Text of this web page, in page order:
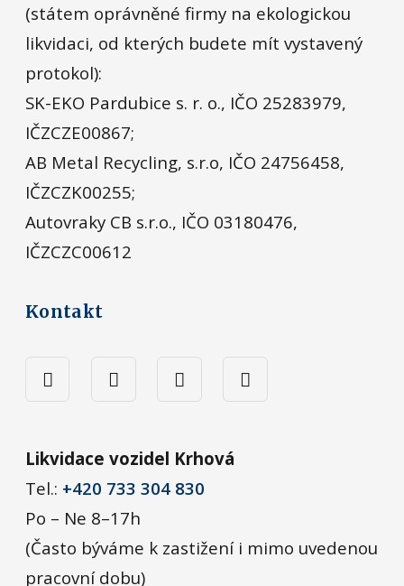
(státem oprávněné firmy na ekologickou
likvidaci, od kterých budete mít vystavený
protokol):
SK-EKO Pardubice s. r. o., IČO 25283979,
IČZCZE00867;
AB Metal Recycling, s.r.o, IČO 24756458,
IČZCZK00255;
Autovraky CB s.r.o., IČO 03180476,
IČZCZC00612
Kontakt
Likvidace vozidel Krhová
Tel.: +420 733 304 830
Po – Ne 8–17h
(Často býváme k zastižení i mimo uvedenou
pracovní dobu)